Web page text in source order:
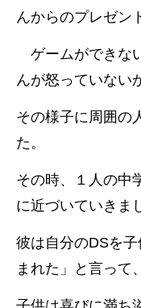
んからのプレゼン
ゲームができな
んが怒っていない
その様子に周囲の
た。
その時、１人の中
に近づいていきま
彼は自分のDSを
まれた」と言って